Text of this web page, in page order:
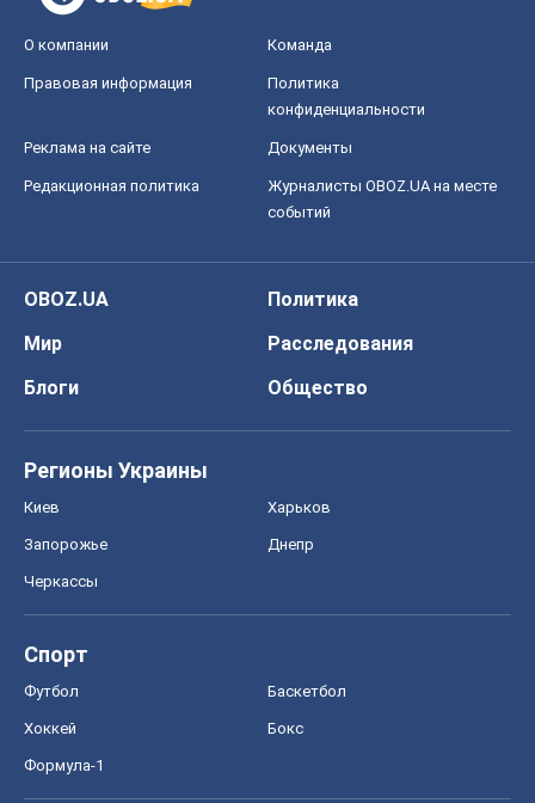
О компании Команда
Правовая информация
Политика
конфиденциальности
Реклама на сайте Документы
Редакционная политика
Журналисты OBOZ.UA на месте
событий
OBOZ.UA
Политика
Мир
Расследования
Блоги
Общество
Регионы Украины
Киев Харьков
Запорожье Днепр
Черкассы
Спорт
Футбол Баскетбол
Хоккей Бокс
Формула-1